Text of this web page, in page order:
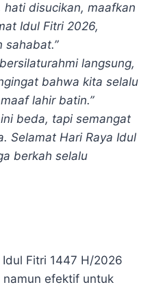
hati disucikan, maafkan
Idul Fitri 2026,
sahabat.”
langsung,
bahwa kita selalu
lahir batin.”
beda, tapi semangat
Selamat Hari Raya Idul
berkah selalu
Fitri 1447 H/2026
efektif untuk